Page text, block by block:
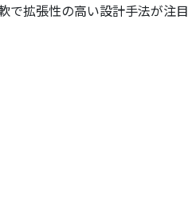
で拡張性の高い設計手法が注目